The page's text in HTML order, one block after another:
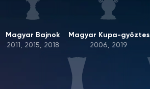
Magyar Bajnok
2011, 2015, 2018
Magyar Kupa-győztes
2006, 2019